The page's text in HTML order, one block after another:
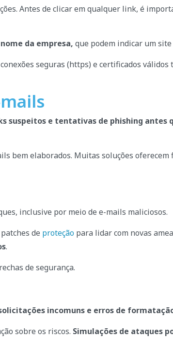
Antes de clicar em qualquer link, é
da empresa, que podem indicar um site
seguras (https) e certificados válidos
suspeitos e tentativas de phishing antes
bem elaborados. Muitas soluções
inclusive por meio de e-mails maliciosos.
de proteção para lidar com novas
.
de segurança.
incomuns e erros de
sobre os riscos. Simulações de ataques